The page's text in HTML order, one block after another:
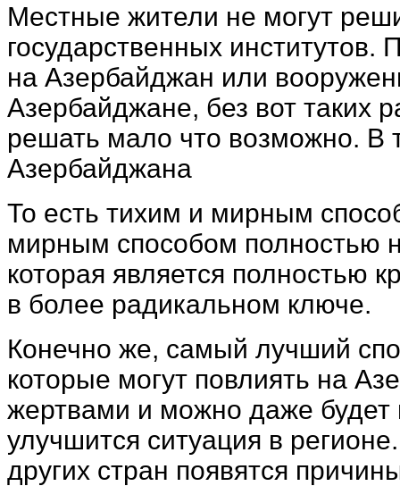
Местные жители не могут
государственных институтов.
на Азербайджан или
Азербайджане, без вот
решать мало что возможно. В
Азербайджана
То есть тихим и мирным
мирным способом полностью
которая является полностью
в более радикальном ключе.
Конечно же, самый лучший
которые могут повлиять на
жертвами и можно даже будет
улучшится ситуация в
других стран появятся